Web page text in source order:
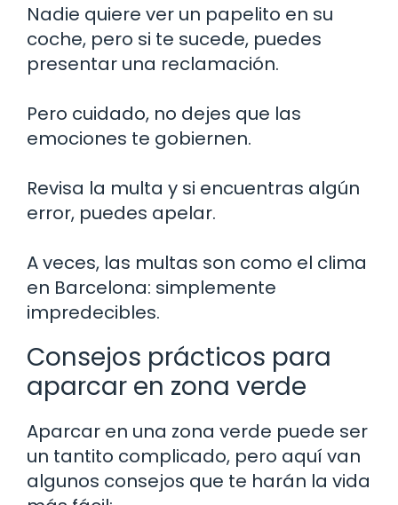
Nadie quiere ver un papelito en su
coche, pero si te sucede, puedes
presentar una reclamación.
Pero cuidado, no dejes que las
emociones te gobiernen.
Revisa la multa y si encuentras algún
error, puedes apelar.
A veces, las multas son como el clima
en Barcelona: simplemente
impredecibles.
Consejos prácticos para
aparcar en zona verde
Aparcar en una zona verde puede ser
un tantito complicado, pero aquí van
algunos consejos que te harán la vida